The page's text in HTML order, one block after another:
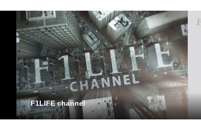
F1LIFE channel